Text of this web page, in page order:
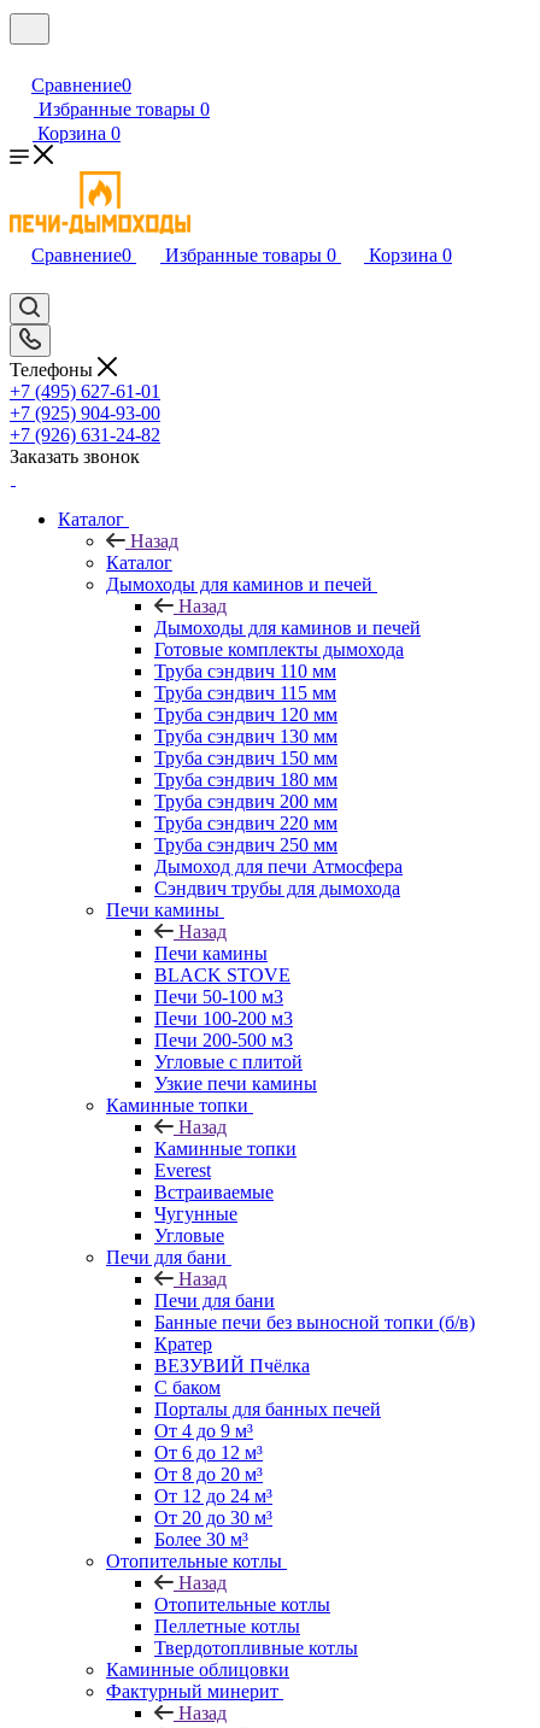
Сравнение0
Избранные товары 0
Корзина 0
Сравнение0 Избранные товары 0 Корзина 0
Телефоны
+7 (495) 627-61-01
+7 (925) 904-93-00
+7 (926) 631-24-82
Заказать звонок
Каталог
Назад
Каталог
Дымоходы для каминов и печей
Назад
Дымоходы для каминов и печей
Готовые комплекты дымохода
Труба сэндвич 110 мм
Труба сэндвич 115 мм
Труба сэндвич 120 мм
Труба сэндвич 130 мм
Труба сэндвич 150 мм
Труба сэндвич 180 мм
Труба сэндвич 200 мм
Труба сэндвич 220 мм
Труба сэндвич 250 мм
Дымоход для печи Атмосфера
Сэндвич трубы для дымохода
Печи камины
Назад
Печи камины
BLACK STOVE
Печи 50-100 м3
Печи 100-200 м3
Печи 200-500 м3
Угловые с плитой
Узкие печи камины
Каминные топки
Назад
Каминные топки
Everest
Встраиваемые
Чугунные
Угловые
Печи для бани
Назад
Печи для бани
Банные печи без выносной топки (б/в)
Кратер
ВЕЗУВИЙ Пчёлка
С баком
Порталы для банных печей
От 4 до 9 м³
От 6 до 12 м³
От 8 до 20 м³
От 12 до 24 м³
От 20 до 30 м³
Более 30 м³
Отопительные котлы
Назад
Отопительные котлы
Пеллетные котлы
Твердотопливные котлы
Каминные облицовки
Фактурный минерит
Назад